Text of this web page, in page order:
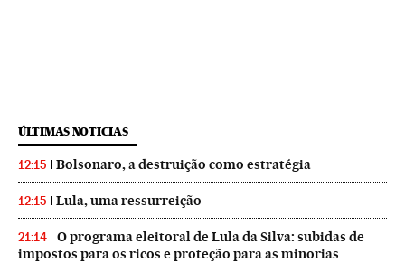
ÚLTIMAS NOTICIAS
12:15 Bolsonaro, a destruição como estratégia
12:15 Lula, uma ressurreição
21:14
O programa eleitoral de Lula da Silva: subidas de
impostos para os ricos e proteção para as minorias